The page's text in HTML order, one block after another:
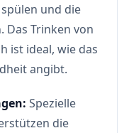
und die
Das Trinken von
ist ideal, wie das
angibt.
Spezielle
die